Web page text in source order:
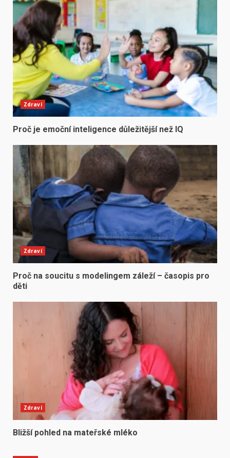
Zdraví
Proč je emoční inteligence důležitější než IQ
Zdraví
Proč na soucitu s modelingem záleží – časopis pro
děti
Zdraví
Bližší pohled na mateřské mléko